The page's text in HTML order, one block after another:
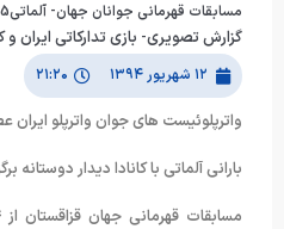
مسابقات قهرمانی جوانان جهان- آلماتی2015/
گزارش تصویری- بازی تدارکاتی ایران و
۱۲ شهریور ۱۳۹۴ ۲۱:۲۰
واترپلوئیست های جوان واترپلو ایران
بارانی آلماتی با کانادا دیدار دوستانه